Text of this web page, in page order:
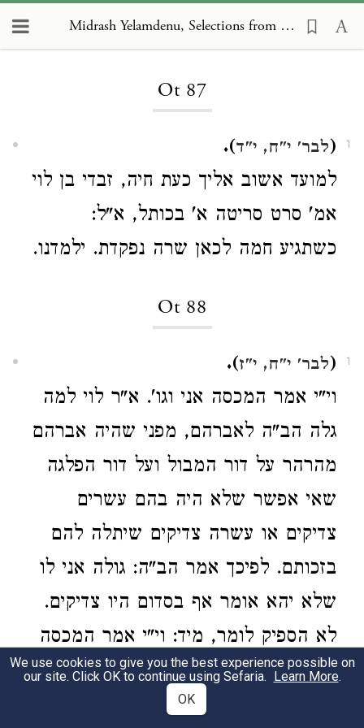
Midrash Yelamdenu, Selections from Yalkut Talmud Torah 87
Ot 87
1
(לבר' י"ח, י"ד).
למועד אשוב אליך כעת חיה, זבדי בן לוי
אמ' סרט סריטה א' בכותל, א"ל:
כשתגיע חמה לכאן שרה נפקדת. ילמדנו.
Ot 88
1
(לבר' י"ח, י"ז).
וי"י אמר המכסה אני וגו'. א"ר לוי למה
גלה הב"ה לאברהם, מפני שהיה אברהם
מהרהר על דור המבול ועל דור הפלגה
שאי אפשר שלא היה בהם עשרים
צדיקים או עשרה צדיקים שיתלה להם
בזכותם. לפיכך אמר הב"ה: גולה אני לו
שלא יהא אומר אף בסדום היו צדיקים.
לא הספיק לומר, מיד: וי"י אמר המכסה
אני מאברהם. כיון שאמר לו כל אותו
ענין, מה השיבו, ויגש אברהם ויאמר
We use cookies to give you the best experience possible on
our site. Click OK to continue using Sefaria. Learn More.
OK